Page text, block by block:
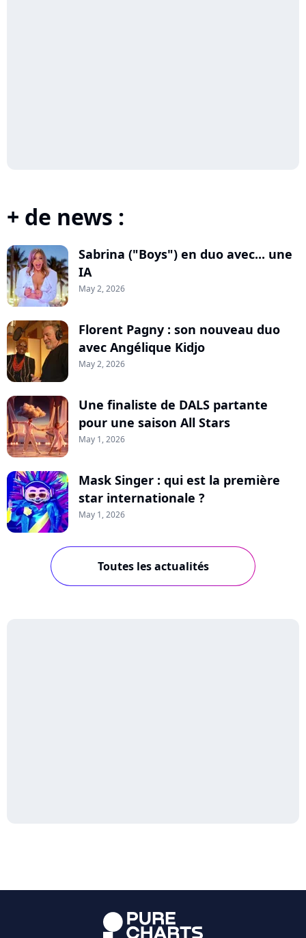
+ de news :
Sabrina ("Boys") en duo avec... une
IA
May 2, 2026
Florent Pagny : son nouveau duo
avec Angélique Kidjo
May 2, 2026
Une finaliste de DALS partante
pour une saison All Stars
May 1, 2026
Mask Singer : qui est la première
star internationale ?
May 1, 2026
Toutes les actualités